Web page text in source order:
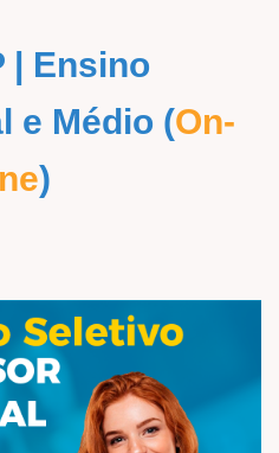
| Ensino
e Médio (On-
)